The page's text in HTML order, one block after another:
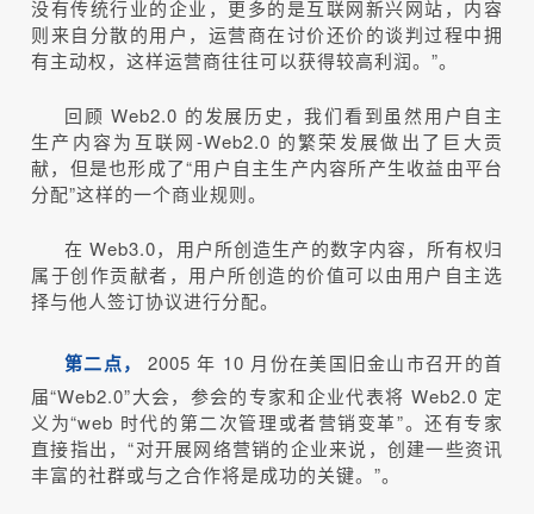
没有传统行业的企业，更多的是互联网新兴网站，内容
则来自分散的用户，运营商在讨价还价的谈判过程中拥
有主动权，这样运营商往往可以获得较高利润。”。
回顾 Web2.0 的发展历史，我们看到虽然用户自主
生产内容为互联网-Web2.0 的繁荣发展做出了巨大贡
献，但是也形成了“用户自主生产内容所产生收益由平台
分配”这样的一个商业规则。
在 Web3.0，用户所创造生产的数字内容，所有权归
属于创作贡献者，用户所创造的价值可以由用户自主选
择与他人签订协议进行分配。
第二点，
2005 年 10 月份在美国旧金山市召开的首
届“Web2.0”大会，参会的专家和企业代表将 Web2.0 定
义为“web 时代的第二次管理或者营销变革”。还有专家
直接指出，“对开展网络营销的企业来说，创建一些资讯
丰富的社群或与之合作将是成功的关键。”。